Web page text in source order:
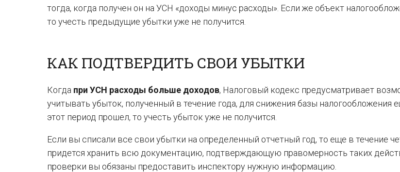
тогда, когда получен он на УСН «доходы минус расходы». Если же объект
то учесть предыдущие убытки уже не получится.
КАК ПОДТВЕРДИТЬ СВОИ УБЫТКИ
Когда при УСН расходы больше доходов, Налоговый кодекс предусматривает
учитывать убыток, полученный в течение года, для снижения базы налогообложения
этот период прошел, то учесть убыток уже не получится.
Если вы списали все свои убытки на определенный отчетный год, то еще в течение
придется хранить всю документацию, подтверждающую правомерность таких
проверки вы обязаны предоставить инспектору нужную информацию.